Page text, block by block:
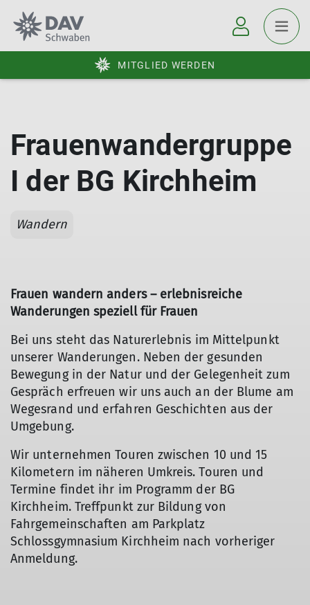
MITGLIED WERDEN
Frauenwandergruppe
I der BG Kirchheim
Wandern
Frauen wandern anders –erlebnisreiche
Wanderungen speziell für Frauen
Bei uns steht das Naturerlebnis im Mittelpunkt
unserer Wanderungen. Neben der gesunden
Bewegung in der Natur und der Gelegenheit zum
Gespräch erfreuen wir uns auch an der Blume am
Wegesrand und erfahren Geschichten aus der
Umgebung.
Wir unternehmen Touren zwischen 10 und 15
Kilometern im näheren Umkreis. Touren und
Termine findet ihr im Programm der BG
Kirchheim. Treffpunkt zur Bildung von
Fahrgemeinschaften am Parkplatz
Schlossgymnasium Kirchheim nach vorheriger
Anmeldung.